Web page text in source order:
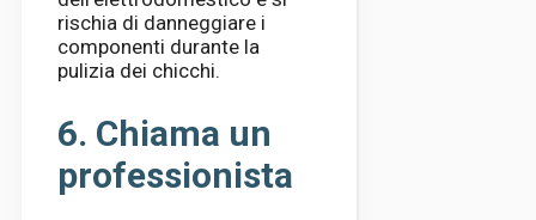
rischia di danneggiare i
componenti durante la
pulizia dei chicchi.
6. Chiama un
professionista